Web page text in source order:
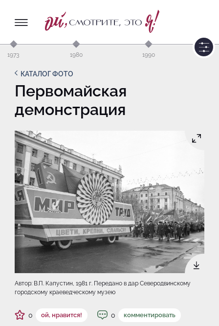
1973 1980 1990
КАТАЛОГ ФОТО
Первомайская
демонстрация
Автор: В.П. Капустин, 1981 г. Передано в дар Северодвинскому
городскому краеведческому музею
0 ой, нравится! 0 комментировать